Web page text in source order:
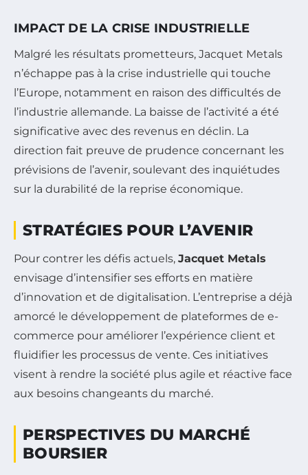
IMPACT DE LA CRISE INDUSTRIELLE
Malgré les résultats prometteurs, Jacquet Metals
n’échappe pas à la crise industrielle qui touche
l’Europe, notamment en raison des difficultés de
l’industrie allemande. La baisse de l’activité a été
significative avec des revenus en déclin. La
direction fait preuve de prudence concernant les
prévisions de l’avenir, soulevant des inquiétudes
sur la durabilité de la reprise économique.
STRATÉGIES POUR L’AVENIR
Pour contrer les défis actuels, Jacquet Metals
envisage d’intensifier ses efforts en matière
d’innovation et de digitalisation. L’entreprise a déjà
amorcé le développement de plateformes de e-
commerce pour améliorer l’expérience client et
fluidifier les processus de vente. Ces initiatives
visent à rendre la société plus agile et réactive face
aux besoins changeants du marché.
PERSPECTIVES DU MARCHÉ
BOURSIER